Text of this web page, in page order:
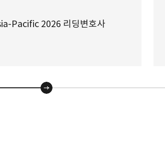
Pacific 2026 리딩변호사